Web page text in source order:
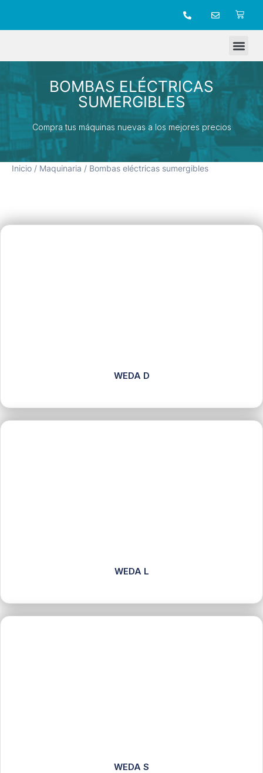
BOMBAS ELÉCTRICAS
SUMERGIBLES
Compra tus máquinas nuevas a los mejores precios
Inicio / Maquinaria / Bombas eléctricas sumergibles
WEDA D
WEDA L
WEDA S